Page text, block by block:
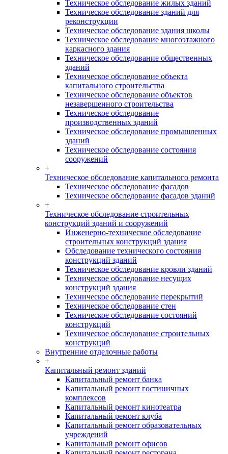
Техническое обследование жилых зданий
Техническое обследование зданий для
реконструкции
Техническое обследование здания школы
Техническое обследование многоэтажного
каркасного здания
Техническое обследование общественных
зданий
Техническое обследование объекта
капитального строительства
Техническое обследование объектов
незавершенного строительства
Техническое обследование
производственных зданий
Техническое обследование промышленных
зданий
Техническое обследование состояния
сооружений
+
Техническое обследование капитального ремонта
Техническое обследование фасадов
Техническое обследование фасадов зданий
+
Техническое обследование строительных
конструкций зданий и сооружений
Инженерно-техническое обследование
строительных конструкций здания
Обследование технического состояния
конструкций зданий
Техническое обследование кровли зданий
Техническое обследование несущих
конструкций здания
Техническое обследование перекрытий
Техническое обследование стен
Техническое обследование состояний
конструкций
Техническое обследование строительных
конструкций
Внутренние отделочные работы
+
Капитальный ремонт зданий
Капитальный ремонт банка
Капитальный ремонт гостиничных
комплексов
Капитальный ремонт кинотеатра
Капитальный ремонт клуба
Капитальный ремонт образовательных
учреждений
Капитальный ремонт офисов